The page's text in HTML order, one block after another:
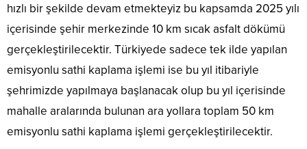
hızlı bir şekilde devam etmekteyiz bu kapsamda 2025 yılı
içerisinde şehir merkezinde 10 km sıcak asfalt dökümü
gerçekleştirilecektir. Türkiyede sadece tek ilde yapılan
emisyonlu sathi kaplama işlemi ise bu yıl itibariyle
şehrimizde yapılmaya başlanacak olup bu yıl içerisinde
mahalle aralarında bulunan ara yollara toplam 50 km
emisyonlu sathi kaplama işlemi gerçekleştirilecektir.